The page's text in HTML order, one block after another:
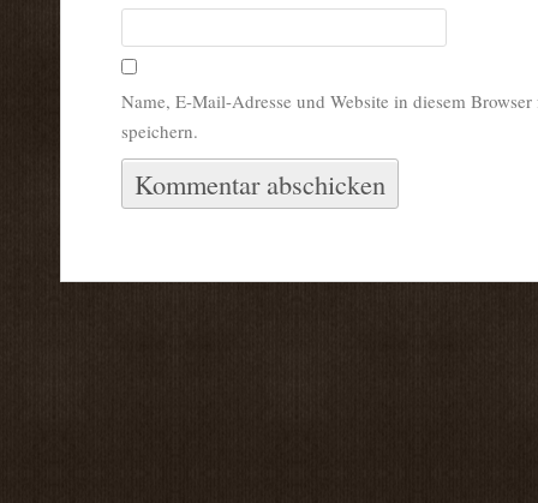
Name, E-Mail-Adresse und Website in diesem
speichern.